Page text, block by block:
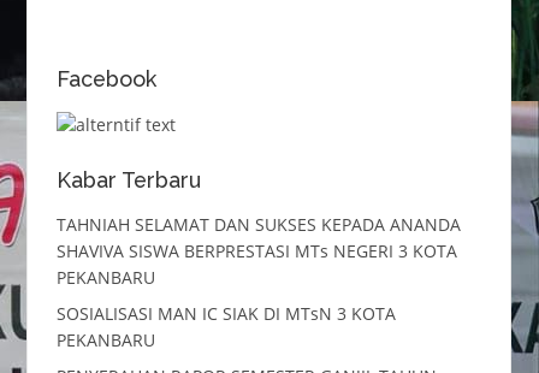
Facebook
Kabar Terbaru
TAHNIAH SELAMAT DAN SUKSES KEPADA ANANDA
SHAVIVA SISWA BERPRESTASI MTs NEGERI 3 KOTA
PEKANBARU
SOSIALISASI MAN IC SIAK DI MTsN 3 KOTA
PEKANBARU